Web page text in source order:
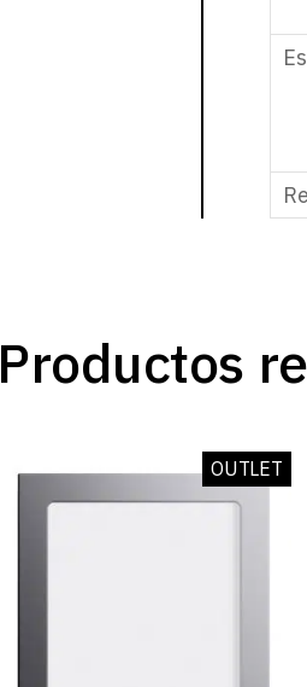
Productos
OUTLET